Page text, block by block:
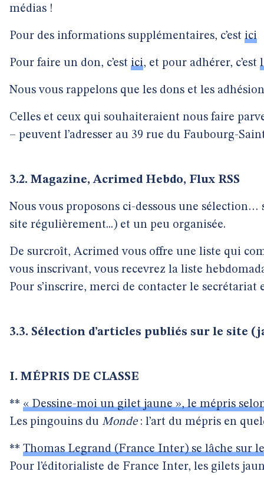
médias !
Pour des informations supplémentaires, c’est ici
Pour faire un don, c’est ici, et pour adhérer, c’est
Nous vous rappelons que les dons et les
Celles et ceux qui souhaiteraient nous faire
– peuvent l’adresser au 39 rue du Faubourg-
3.2. Magazine, Acrimed Hebdo, Flux RSS
Nous vous proposons ci-dessous une
site régulièrement...) et un peu organisée.
De surcroît, Acrimed vous offre une liste qui
vous inscrivant, vous recevrez la liste
Pour s’inscrire, merci de contacter le
3.3. Sélection d’articles publiés sur le site
I. MÉPRIS DE CLASSE
** « Dessine-moi un gilet jaune », le mépris
Les pingouins du Monde: l’art du mépris en
** Thomas Legrand (France Inter) se lâche sur
Pour l’éditorialiste de France Inter, les gilets